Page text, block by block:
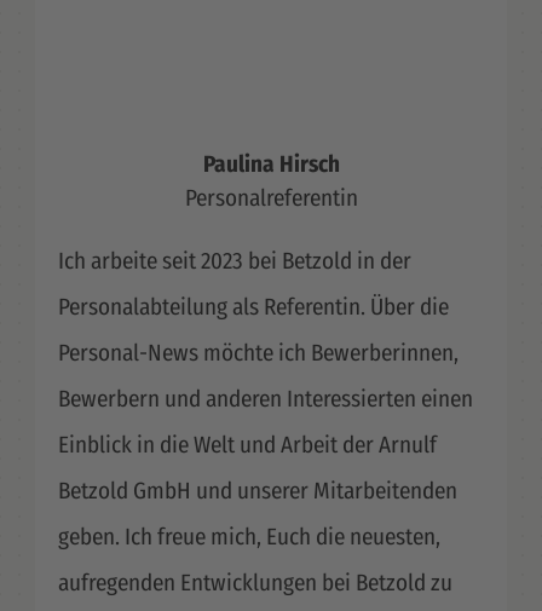
Paulina Hirsch
Personalreferentin
Ich arbeite seit 2023 bei Betzold in der
Personalabteilung als Referentin. Über die
Personal-News möchte ich Bewerberinnen,
Bewerbern und anderen Interessierten einen
Einblick in die Welt und Arbeit der Arnulf
Betzold GmbH und unserer Mitarbeitenden
geben. Ich freue mich, Euch die neuesten,
aufregenden Entwicklungen bei Betzold zu